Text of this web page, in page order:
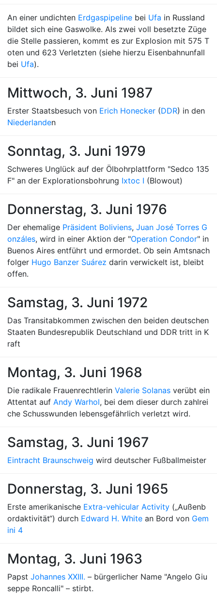
An einer undichten Erdgaspipeline bei Ufa in Russland
bildet sich eine Gaswolke. Als zwei voll besetzte Züge
die Stelle passieren, kommt es zur Explosion mit 575 T
oten und 623 Verletzten (siehe hierzu Eisenbahnunfall
bei Ufa).
Mittwoch, 3. Juni 1987
Erster Staatsbesuch von Erich Honecker (DDR) in den
Niederlanden
Sonntag, 3. Juni 1979
Schweres Unglück auf der Ölbohrplattform "Sedco 135
F" an der Explorationsbohrung Ixtoc I (Blowout)
Donnerstag, 3. Juni 1976
Der ehemalige Präsident Boliviens, Juan José Torres G
onzáles, wird in einer Aktion der "Operation Condor" in
Buenos Aires entführt und ermordet. Ob sein Amtsnach
folger Hugo Banzer Suárez darin verwickelt ist, bleibt
offen.
Samstag, 3. Juni 1972
Das Transitabkommen zwischen den beiden deutschen
Staaten Bundesrepublik Deutschland und DDR tritt in K
raft
Montag, 3. Juni 1968
Die radikale Frauenrechtlerin Valerie Solanas verübt ein
Attentat auf Andy Warhol, bei dem dieser durch zahlrei
che Schusswunden lebensgefährlich verletzt wird.
Samstag, 3. Juni 1967
Eintracht Braunschweig wird deutscher Fußballmeister
Donnerstag, 3. Juni 1965
Erste amerikanische Extra-vehicular Activity („Außenb
ordaktivität“) durch Edward H. White an Bord von Gem
ini 4
Montag, 3. Juni 1963
Papst Johannes XXIII. – bürgerlicher Name "Angelo Giu
seppe Roncalli" – stirbt.